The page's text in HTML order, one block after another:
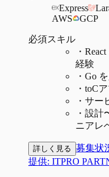
Express
AWS
GCP
必須スキル
・
経験
・ Go
・ toCア
・ サー
・ 設計
ニアレ
詳しく見る 募集状
提供: ITPRO